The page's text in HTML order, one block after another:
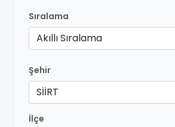
Sıralama
Akıllı Sıralama
Şehir
SİİRT
İlçe